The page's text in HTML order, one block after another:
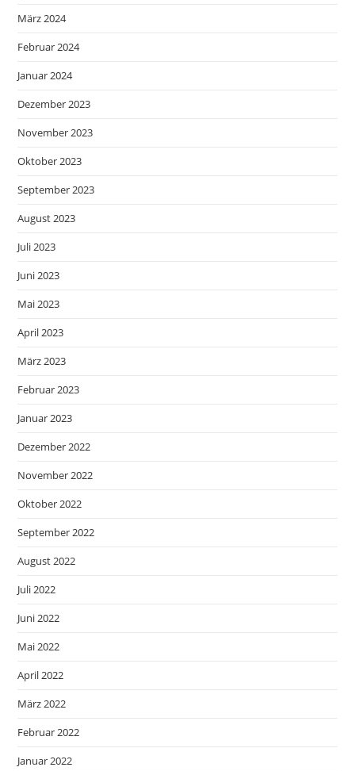
März 2024
Februar 2024
Januar 2024
Dezember 2023
November 2023
Oktober 2023
September 2023
August 2023
Juli 2023
Juni 2023
Mai 2023
April 2023
März 2023
Februar 2023
Januar 2023
Dezember 2022
November 2022
Oktober 2022
September 2022
August 2022
Juli 2022
Juni 2022
Mai 2022
April 2022
März 2022
Februar 2022
Januar 2022